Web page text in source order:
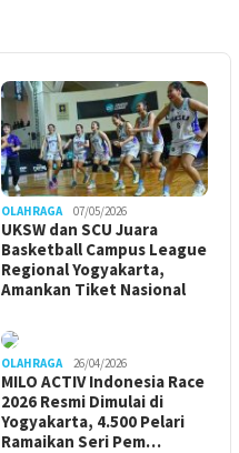
OLAHRAGA 07/05/2026
UKSW dan SCU Juara
Basketball Campus League
Regional Yogyakarta,
Amankan Tiket Nasional
OLAHRAGA 26/04/2026
MILO ACTIV Indonesia Race
2026 Resmi Dimulai di
Yogyakarta, 4.500 Pelari
Ramaikan Seri Pem…